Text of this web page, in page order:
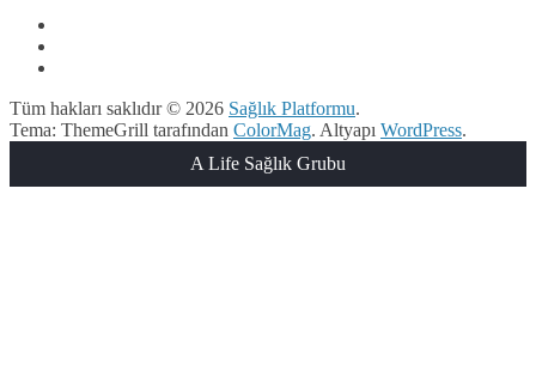
Tüm hakları saklıdır © 2026 Sağlık Platformu.
Tema: ThemeGrill tarafından ColorMag. Altyapı WordPress.
A Life Sağlık Grubu